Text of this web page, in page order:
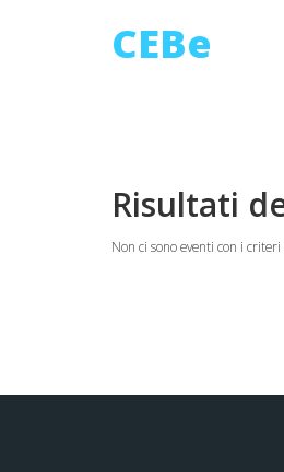
CEBe
Risultati
Non ci sono eventi con i